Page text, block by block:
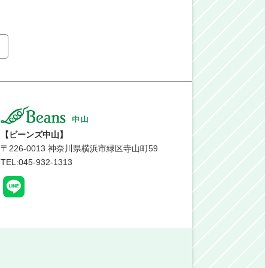
【ビーンズ中山】
〒 226-0013 神奈川県横浜市緑区寺山町59
TEL:045-932-1313